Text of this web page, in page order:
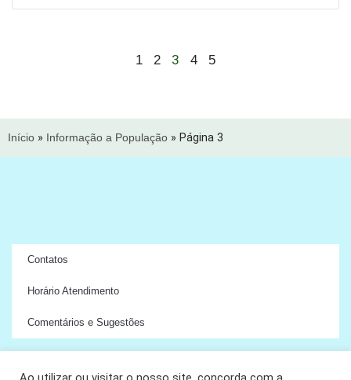
1 2 3 4 5
Início » Informação a População » Página 3
Contatos
Horário Atendimento
Comentários e Sugestões